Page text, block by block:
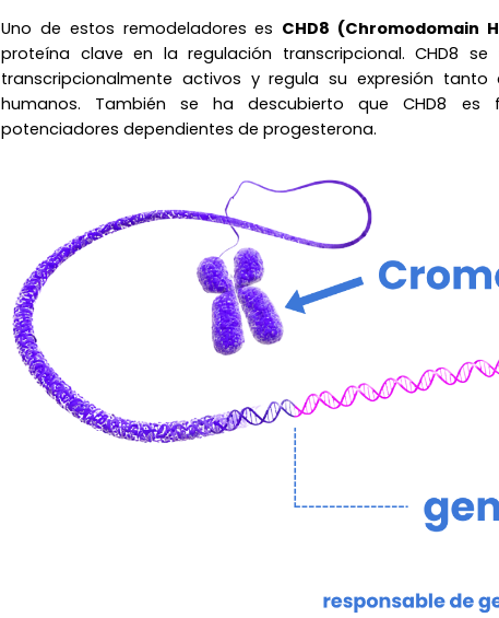
Uno de estos remodeladores es CHD8 (Chromodomain
proteína clave en la regulación transcripcional. CHD8
transcripcionalmente activos y regula su expresión
humanos. También se ha descubierto que CHD8
potenciadores dependientes de progesterona.